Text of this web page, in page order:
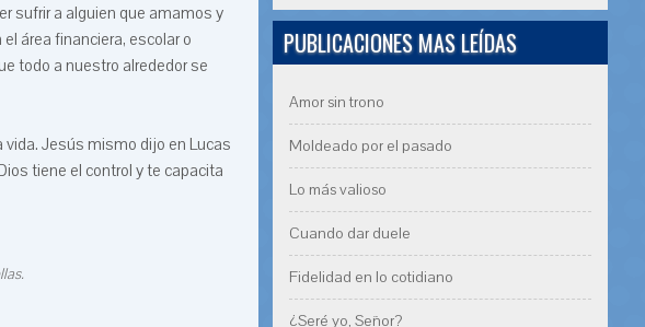
sufrir a alguien que amamos y
área financiera, escolar o
todo a nuestro alrededor se
Jesús mismo dijo en Lucas
tiene el control y te capacita
PUBLICACIONES MAS LEÍDAS
Amor sin trono
Moldeado por el pasado
Lo más valioso
Cuando dar duele
Fidelidad en lo cotidiano
¿Seré yo, Señor?